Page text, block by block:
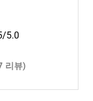
5.0
리뷰)